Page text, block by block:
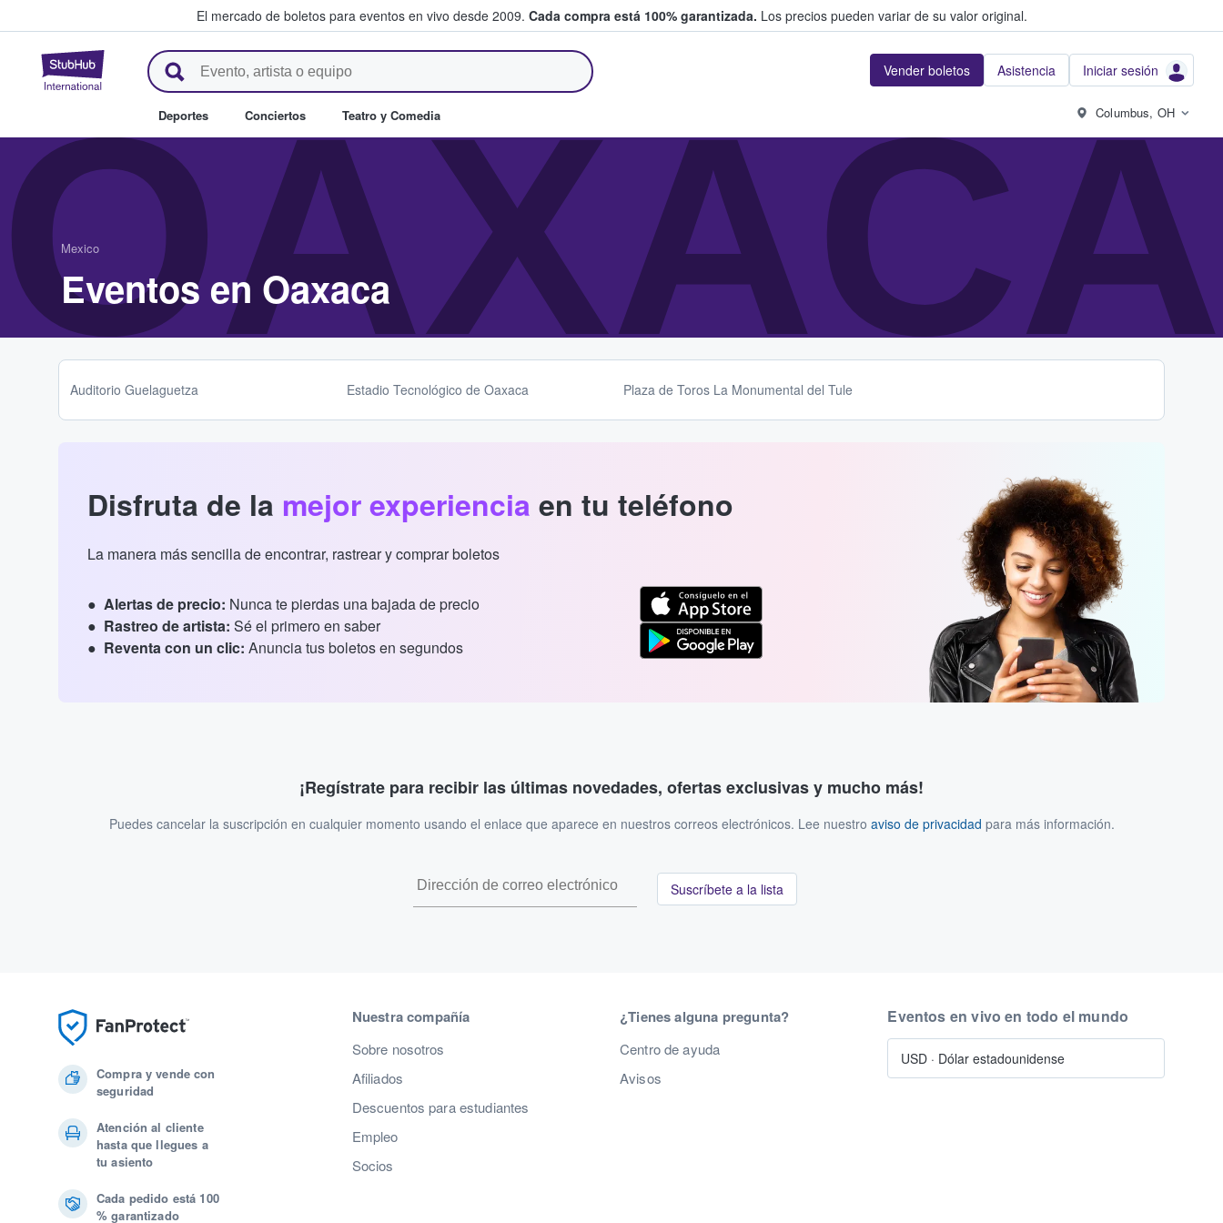
El mercado de boletos para eventos en vivo desde 2009. Cada compra está 100% garantizada. Los precios pueden variar de su valor original.
StubHub: donde los fans compran y venden boletos Vender boletos Asistencia Iniciar sesión
Deportes Conciertos Teatro y Comedia Columbus, OH
OAXACA
Mexico
Eventos en Oaxaca
Auditorio Guelaguetza Estadio Tecnológico de Oaxaca Plaza de Toros La Monumental del Tule
Disfruta de la mejor experiencia en tu teléfono
La manera más sencilla de encontrar, rastrear y comprar boletos
Alertas de precio: Nunca te pierdas una bajada de precio
Rastreo de artista: Sé el primero en saber
Reventa con un clic: Anuncia tus boletos en segundos
¡Regístrate para recibir las últimas novedades, ofertas exclusivas y mucho más!
Puedes cancelar la suscripción en cualquier momento usando el enlace que aparece en nuestros correos electrónicos. Lee nuestro aviso de privacidad para más información.
Suscríbete a la lista
Compra y vende con
seguridad
Atención al cliente
hasta que llegues a
tu asiento
Cada pedido está 100
% garantizado
Nuestra compañía
Sobre nosotros
Afiliados
Descuentos para estudiantes
Empleo
Socios
¿Tienes alguna pregunta?
Centro de ayuda
Avisos
Eventos en vivo en todo el mundo
USD · Dólar estadounidense